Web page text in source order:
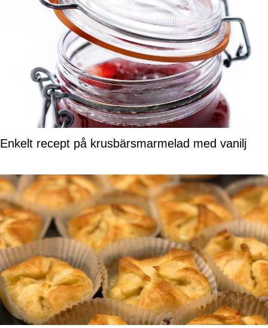
Enkelt recept på krusbärsmarmelad med vanilj